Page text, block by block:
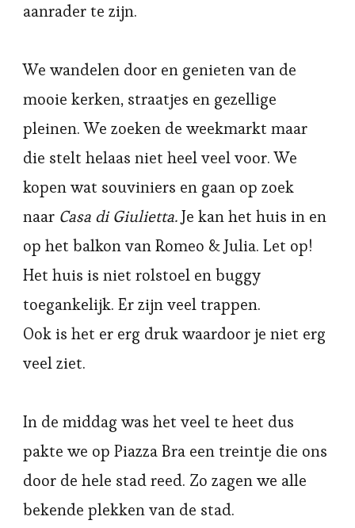
aanrader te zijn.
We wandelen door en genieten van de
mooie kerken, straatjes en gezellige
pleinen. We zoeken de weekmarkt maar
die stelt helaas niet heel veel voor. We
kopen wat souviniers en gaan op zoek
naar Casa di Giulietta.Je kan het huis in en
op het balkon van Romeo & Julia. Let op!
Het huis is niet rolstoel en buggy
toegankelijk. Er zijn veel trappen.
Ook is het er erg druk waardoor je niet erg
veel ziet.
In de middag was het veel te heet dus
pakte we op Piazza Bra een treintje die ons
door de hele stad reed. Zo zagen we alle
bekende plekken van de stad.